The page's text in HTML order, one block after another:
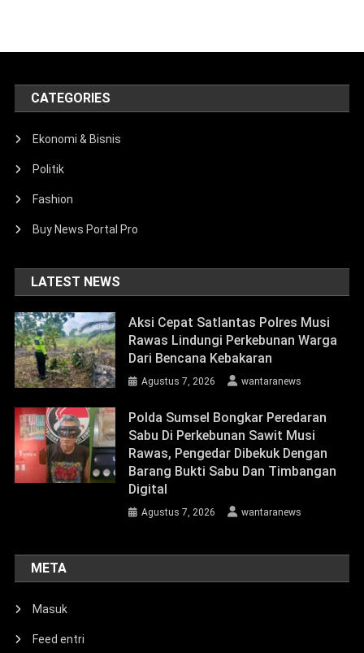
CATEGORIES
Ekonomi & Bisnis
Politik
Fashion
Buy News Portal Pro
LATEST NEWS
Aksi Cepat Satlantas Polres Musi
Rawas Lindungi Perkebunan Warga
Dari Bencana Kebakaran
Agustus 7, 2026 wantaranews
Polda Sumsel Bongkar Peredaran
Sabu Di Perkebunan Sawit Musi
Rawas, Pengedar Dibekuk Dengan
Barang Bukti Sabu Dan Timbangan
Digital
Agustus 7, 2026 wantaranews
META
Masuk
Feed entri